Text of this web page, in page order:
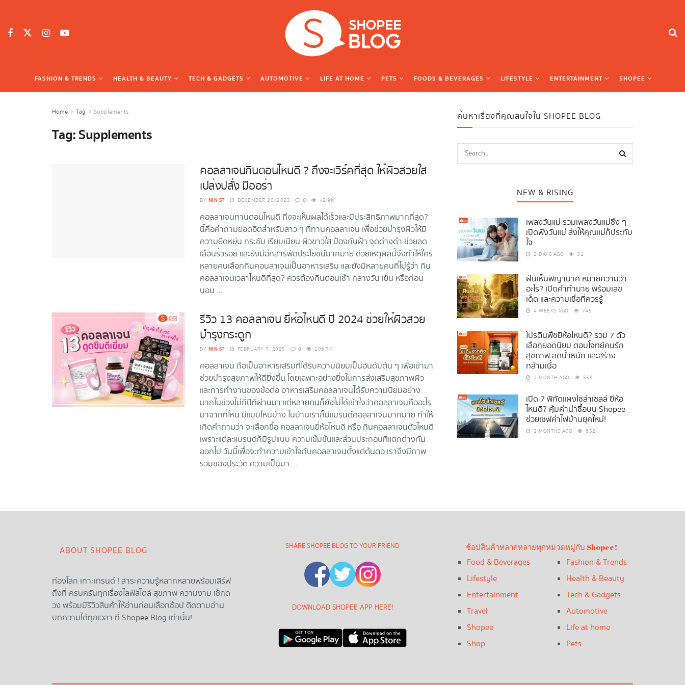
FASHION & TRENDS HEALTH & BEAUTY TECH & GADGETS AUTOMOTIVE LIFE AT HOME PETS FOODS & BEVERAGES LIFESTYLE ENTERTAINMENT SHOPEE
Home Tag Supplements
Tag:Supplements
คอลลาเจนกินตอนไหนดี ? ถึงจะเวิร์คที่สุด ให้ผิวสวยใส
เปล่งปลั่ง มีออร่า
BY NIN ST DECEMBER 20, 2023 0 42.9K
คอลลาเจนทานตอนไหนดี ถึงจะเห็นผลได้เร็วและมีประสิทธิภาพมากที่สุด?
นี้คือคำถามยอดฮิตสำหรับสาว ๆ ที่ทานคอลลาเจน เพื่อช่วยบำรุงผิวให้มี
ความยืดหยุ่น กระชับ เรียบเนียน ผิวขาวใส ป้องกันฝ้า จุดด่างดำ ช่วยลด
เลือนริ้วรอย และยังมีอีกสารพัดประโยชน์มากมาย ด้วยเหตุผลนี้จึงทำให้ใคร
หลายคนเลือกกินคอนลาเจนเป็นอาหารเสริม และยังมีหลายคนที่ไม่รู้ว่า กิน
คอลลาเจนเวลาไหนดีที่สุด? ควรต้องกินตอนเช้า กลางวัน เย็น หรือก่อน
นอน ...
รีวิว 13 คอลลาเจน ยี่ห้อไหนดี ปี 2024 ช่วยให้ผิวสวย
บำรุงกระดูก
BY NIN ST FEBRUARY 7, 2025 0 106.7K
คอลลาเจน ถือเป็นอาหารเสริมที่ได้รับความนิยมเป็นอันดับต้น ๆ เพื่อเข้ามา
ช่วยบำรุงสุขภาพให้ดียิ่งขึ้น โดยเฉพาะอย่างยิ่งในการส่งเสริมสุขภาพผิว
และการทำงานของข้อต่อ อาหารเสริมคอลลาเจนได้รับความนิยมอย่าง
มากในช่วงไม่กี่ปีที่ผ่านมา แต่หลายคนก็ยังไม่ได้เข้าใจว่าคอลลาเจนคืออะไร
มาจากที่ไหน มีแบบไหนบ้าง ในบ้านเราก็มีแบรนด์คอลลาเจนมากมาย ทำให้
เกิดคำถามว่า จะเลือกซื้อ คอลลาเจนยี่ห้อไหนดี หรือ กินคอลลาเจนตัวไหนดี
เพราะแต่ละแบรนด์ก็มีรูปแบบ ความเข้มข้นและส่วนประกอบที่แตกต่างกัน
ออกไป วันนี้เพื่อจะทำความเข้าใจกับคอลลาเจนตั้งแต่ต้นตอ เราจึงมีภาพ
รวมของประวัติ ความเป็นมา ...
ค้นหาเรื่องที่คุณสนใจใน SHOPEE BLOG
NEW & RISING
เพลงวันแม่ รวมเพลงวันแม่ซึ้ง ๆ
เปิดฟังวันแม่ ส่งให้คุณแม่ก็ประทับ
ใจ
2 DAYS AGO 31
ฝันเห็นพญานาค หมายความว่า
อะไร? เปิดคำทำนาย พร้อมเลข
เด็ด และความเชื่อที่ควรรู้
4 WEEKS AGO 745
โปรตีนพืชยี่ห้อไหนดี? รวม 7 ตัว
เลือกยอดนิยม ตอบโจทย์คนรัก
สุขภาพ ลดน้ำหนัก และสร้าง
กล้ามเนื้อ
1 MONTH AGO 559
เปิด 7 พิกัดแผงโซล่าเซลล์ ยี่ห้อ
ไหนดี? คุ้มค่าน่าซื้อบน Shopee
ช่วยเซฟค่าไฟบ้านยุคใหม่!
2 MONTHS AGO 652
ABOUT SHOPEE BLOG
ท่องโลก เกาะเทรนด์ ! สาระความรู้หลากหลายพร้อมเสิร์ฟ
ถึงที่ ครบครันทุกเรื่องไลฟ์สไตล์ สุขภาพ ความงาม เช็กด
วง พร้อมมีรีวิวสินค้าให้อ่านก่อนเลือกช้อป ติดตามอ่าน
บทความได้ทุกเวลา ที่ Shopee Blog เท่านั้น!
SHARE SHOPEE BLOG TO YOUR FRIEND
DOWNLOAD SHOPEE APP HERE!
ช้อปสินค้าหลากหลายทุกหมวดหมู่กับ Shopee!
Food & Beverages
Lifestyle
Entertainment
Travel
Shopee
Shop
Fashion & Trends
Health & Beauty
Tech & Gadgets
Automotive
Life at home
Pets